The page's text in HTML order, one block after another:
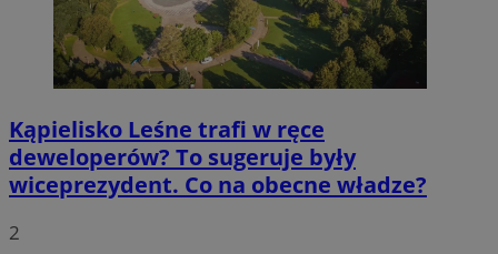
Kąpielisko Leśne trafi w ręce
deweloperów? To sugeruje były
wiceprezydent. Co na obecne władze?
2